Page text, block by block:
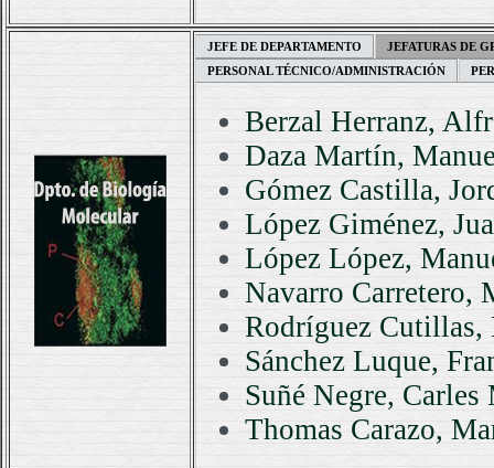
JEFE DE DEPARTAMENTO
JEFATURAS DE
PERSONAL TÉCNICO/ADMINISTRACIÓN
Berzal Herranz,
Daza Martín,
Gómez Castilla,
López Giménez,
López López,
Navarro Carretero,
Rodríguez Cutillas,
Sánchez Luque,
Suñé Negre, Carles
Thomas Carazo,